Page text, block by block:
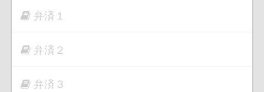
弁済１
弁済２
弁済３